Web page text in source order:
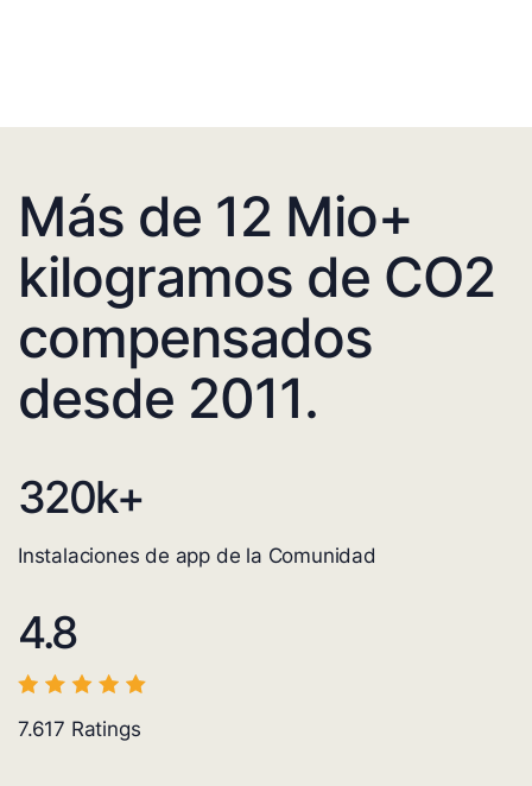
Más de 12 Mio+
kilogramos de CO2
compensados
desde 2011.
320k+
Instalaciones de app de la Comunidad
4.8
7.617 Ratings